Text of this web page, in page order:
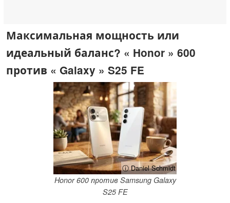
Максимальная мощность или
идеальный баланс? « Honor » 600
против « Galaxy » S25 FE
ⓘ Daniel Schmidt
Honor 600 против Samsung Galaxy
S25 FE